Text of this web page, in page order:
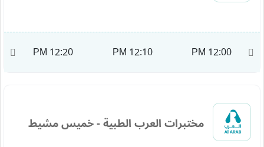
12:00 PM
12:10 PM
12:20 PM
مختبرات العرب الطبية - خميس مشيط